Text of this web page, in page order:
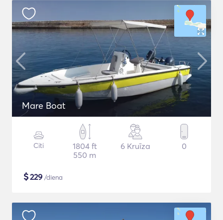
Mare Boat
Citi
1804 ft
550 m
6 Kruīza 0
$229 /diena